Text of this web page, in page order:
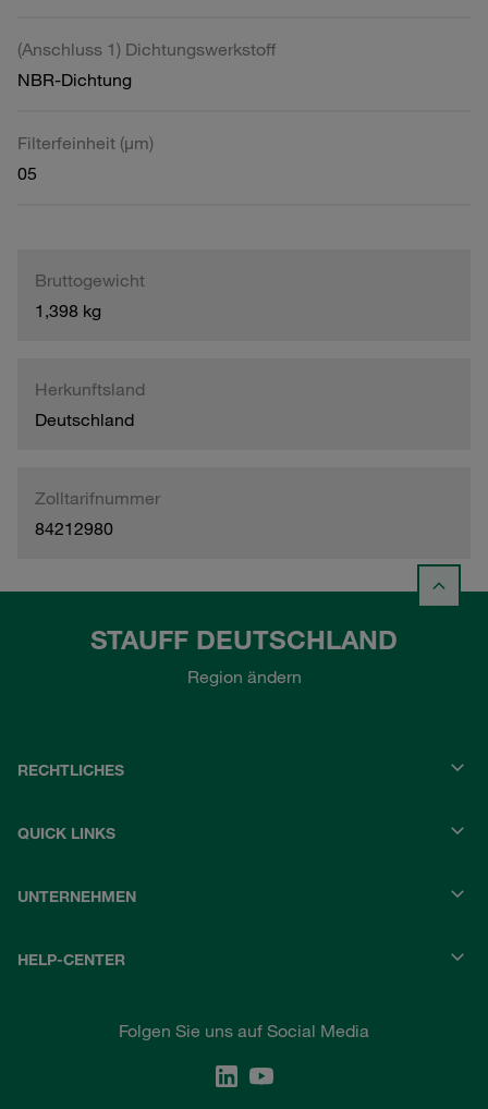
(Anschluss 1) Dichtungswerkstoff
NBR-Dichtung
Filterfeinheit (µm)
05
Bruttogewicht
1,398 kg
Herkunftsland
Deutschland
Zolltarifnummer
84212980
STAUFF DEUTSCHLAND
Region ändern
RECHTLICHES
QUICK LINKS
UNTERNEHMEN
HELP-CENTER
Folgen Sie uns auf Social Media